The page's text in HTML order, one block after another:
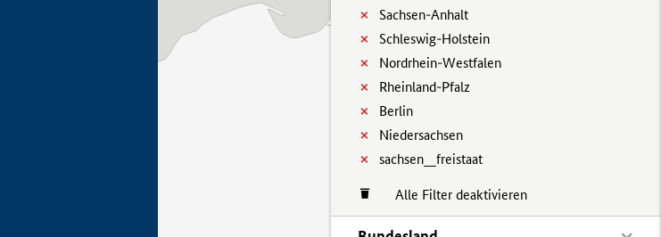
Sachsen-Anhalt
Schleswig-Holstein
Nordrhein-Westfalen
Rheinland-Pfalz
Berlin
Niedersachsen
sachsen__freistaat
Alle Filter deaktivieren